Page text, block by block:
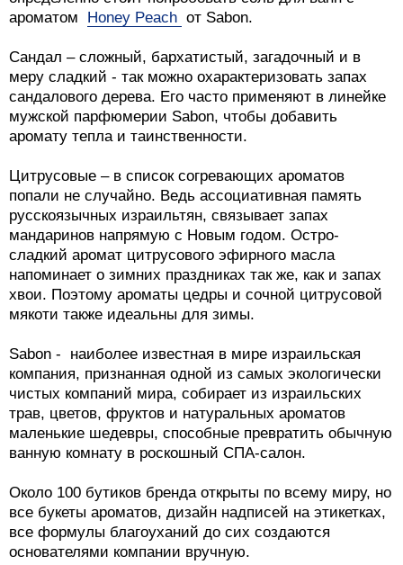
ароматом Honey Peach от Sabon.
Сандал – сложный, бархатистый, загадочный и в
меру сладкий - так можно охарактеризовать запах
сандалового дерева. Его часто применяют в линейке
мужской парфюмерии Sabon, чтобы добавить
аромату тепла и таинственности.
Цитрусовые – в список согревающих ароматов
попали не случайно. Ведь ассоциативная память
русскоязычных израильтян, связывает запах
мандаринов напрямую с Новым годом. Остро-
сладкий аромат цитрусового эфирного масла
напоминает о зимних праздниках так же, как и запах
хвои. Поэтому ароматы цедры и сочной цитрусовой
мякоти также идеальны для зимы.
Sabon - наиболее известная в мире израильская
компания, признанная одной из самых экологически
чистых компаний мира, собирает из израильских
трав, цветов, фруктов и натуральных ароматов
маленькие шедевры, способные превратить обычную
ванную комнату в роскошный СПА-салон.
Около 100 бутиков бренда открыты по всему миру, но
все букеты ароматов, дизайн надписей на этикетках,
все формулы благоуханий до сих создаются
основателями компании вручную.